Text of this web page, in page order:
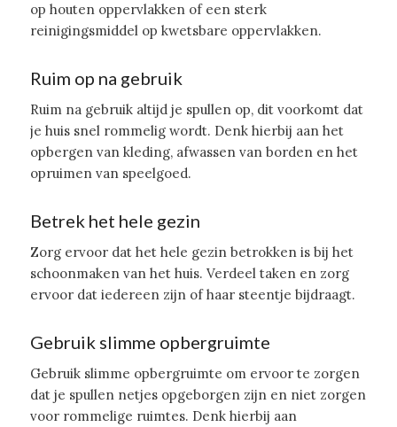
op houten oppervlakken of een sterk
reinigingsmiddel op kwetsbare oppervlakken.
Ruim op na gebruik
Ruim na gebruik altijd je spullen op, dit voorkomt dat
je huis snel rommelig wordt. Denk hierbij aan het
opbergen van kleding, afwassen van borden en het
opruimen van speelgoed.
Betrek het hele gezin
Zorg ervoor dat het hele gezin betrokken is bij het
schoonmaken van het huis. Verdeel taken en zorg
ervoor dat iedereen zijn of haar steentje bijdraagt.
Gebruik slimme opbergruimte
Gebruik slimme opbergruimte om ervoor te zorgen
dat je spullen netjes opgeborgen zijn en niet zorgen
voor rommelige ruimtes. Denk hierbij aan